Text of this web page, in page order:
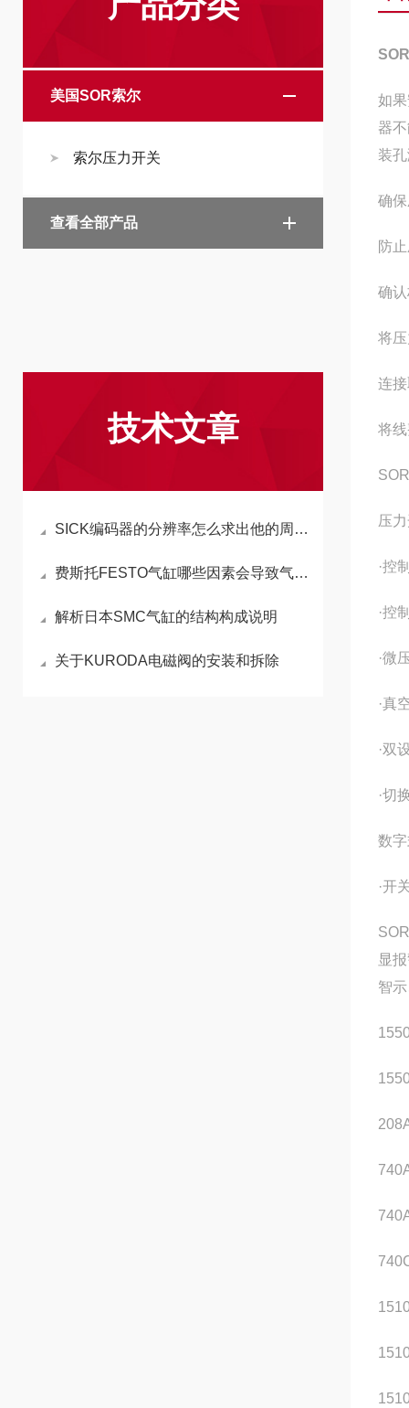
美国SOR索尔
索尔压力开关
查看全部产品
技术文章
SICK编码器的分辨率怎么求出他的周期和频率？
费斯托FESTO气缸哪些因素会导致气缸轴旋转和力不够？
解析日本SMC气缸的结构构成说明
关于KURODA电磁阀的安装和拆除
如
器
装
确
防
确
将
连
将
压
·控
·控
·微
·真
·双
·切
数
·开
显
智